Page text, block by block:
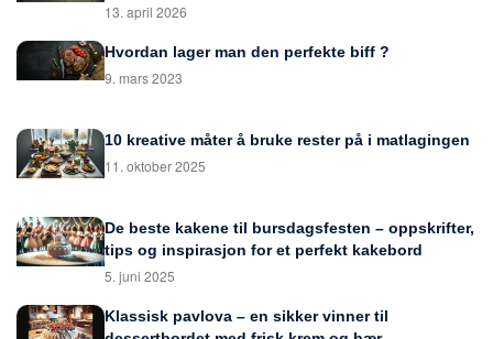
13. april 2026
Hvordan lager man den perfekte biff ?
9. mars 2023
10 kreative måter å bruke rester på i matlagingen
11. oktober 2025
De beste kakene til bursdagsfesten – oppskrifter,
tips og inspirasjon for et perfekt kakebord
5. juni 2025
Klassisk pavlova – en sikker vinner til